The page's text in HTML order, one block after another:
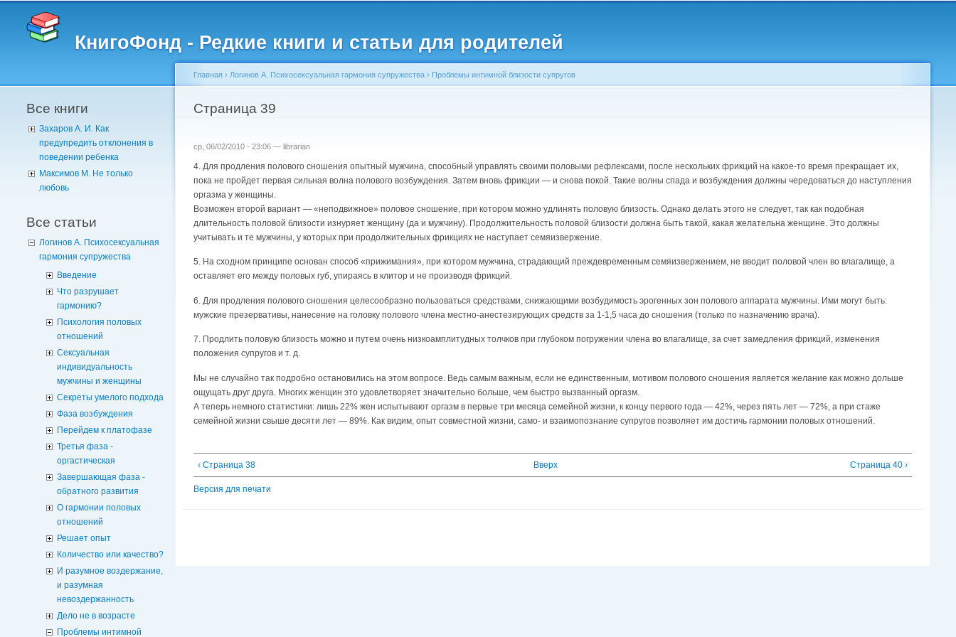
КнигоФонд - Редкие книги и статьи для родителей
Все книги
Захаров А. И. Как
предупредить отклонения в
поведении ребенка
Максимов М. Не только
любовь
Все статьи
Логинов А. Психосексуальная
гармония супружества
Введение
Что разрушает
гармонию?
Психология половых
отношений
Сексуальная
индивидуальность
мужчины и женщины
Секреты умелого подхода
Фаза возбуждения
Перейдем к платофазе
Третья фаза -
оргастическая
Завершающая фаза -
обратного развития
О гармонии половых
отношений
Решает опыт
Количество или качество?
И разумное воздержание,
и разумная
невоздержанность
Дело не в возрасте
Проблемы интимной
Вы здесь
Главная › Логинов А. Психосексуальная гармония супружества › Проблемы интимной близости супругов
Страница 39
ср, 06/02/2010 - 23:06 — librarian
4. Для продления полового сношения опытный мужчина, способный управлять своими половыми рефлексами, после нескольких фрикций на какое-то время прекращает их,
пока не пройдет первая сильная волна полового возбуждения. Затем вновь фрикции — и снова покой. Такие волны спада и возбуждения должны чередоваться до наступления
оргазма у женщины.
Возможен второй вариант — «неподвижное» половое сношение, при котором можно удлинять половую близость. Однако делать этого не следует, так как подобная
длительность половой близости изнуряет женщину (да и мужчину). Продолжительность половой близости должна быть такой, какая желательна женщине. Это должны
учитывать и те мужчины, у которых при продолжительных фрикциях не наступает семяизвержение.
5. На сходном принципе основан способ «прижимания», при котором мужчина, страдающий преждевременным семяизвержением, не вводит половой член во влагалище, а
оставляет его между половых губ, упираясь в клитор и не производя фрикций.
6. Для продления полового сношения целесообразно пользоваться средствами, снижающими возбудимость эрогенных зон полового аппарата мужчины. Ими могут быть:
мужские презервативы, нанесение на головку полового члена местно-анестезирующих средств за 1-1,5 часа до сношения (только по назначению врача).
7. Продлить половую близость можно и путем очень низкоамплитудных толчков при глубоком погружении члена во влагалище, за счет замедления фрикций, изменения
положения супругов и т. д.
Мы не случайно так подробно остановились на этом вопросе. Ведь самым важным, если не единственным, мотивом полового сношения является желание как можно дольше
ощущать друг друга. Многих женщин это удовлетворяет значительно больше, чем быстро вызванный оргазм.
А теперь немного статистики: лишь 22% жен испытывают оргазм в первые три месяца семейной жизни, к концу первого года — 42%, через пять лет — 72%, а при стаже
семейной жизни свыше десяти лет — 89%. Как видим, опыт совместной жизни, само- и взаимопознание супругов позволяет им достичь гармонии половых отношений.
‹ Страница 38 Вверх Страница 40 ›
Версия для печати